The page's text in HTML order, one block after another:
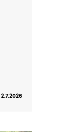
2.7.2026